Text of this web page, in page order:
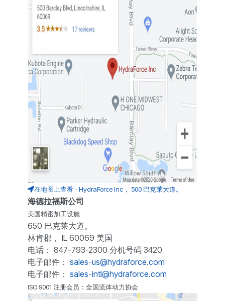
在地图上查看 - HydraForce Inc， 500 巴克莱大道。
海德拉福斯公司
美国精密加工设施
650 巴克莱大道。
林肯郡， IL 60069 美国
电话： 847-793-2300 分机号码 3420
电子邮件： sales-us@hydraforce.com
电子邮件： sales-intl@hydraforce.com
ISO 9001 注册会员：全国流体动力协会